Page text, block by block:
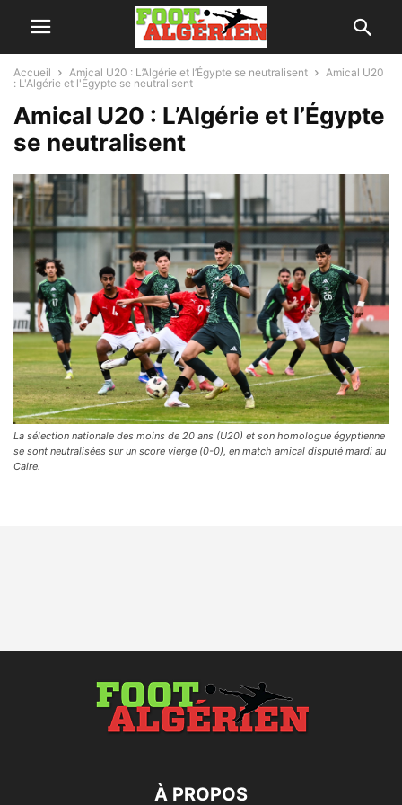
Accueil Amical U20 : L’Algérie et l’Égypte se neutralisent
Amical U20
: L'Algérie et l'Égypte se neutralisent
Amical U20 : L’Algérie et l’Égypte
se neutralisent
La sélection nationale des moins de 20 ans (U20) et son homologue égyptienne
se sont neutralisées sur un score vierge (0-0), en match amical disputé mardi au
Caire.
À PROPOS